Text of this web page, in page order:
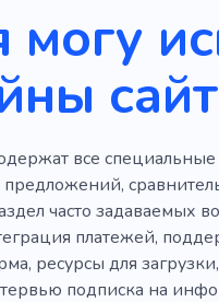
могу
все
часто задаваемых
платежей,
ресурсы для
подписка на